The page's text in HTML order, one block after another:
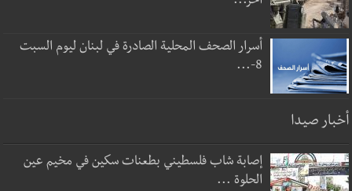
أسرار الصحف المحلية الصادرة في لبنان ليوم السبت
8-...
أخبار صيدا
إصابة شاب فلسطيني بطعنات سكين في مخيم عين
الحلوة ...